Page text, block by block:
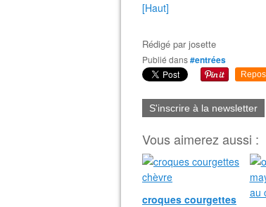
[Haut]
Rédigé parjosette
Publié dans#entrées
S'inscrire à la newsletter
Vous aimerez aussi :
croques courgettes